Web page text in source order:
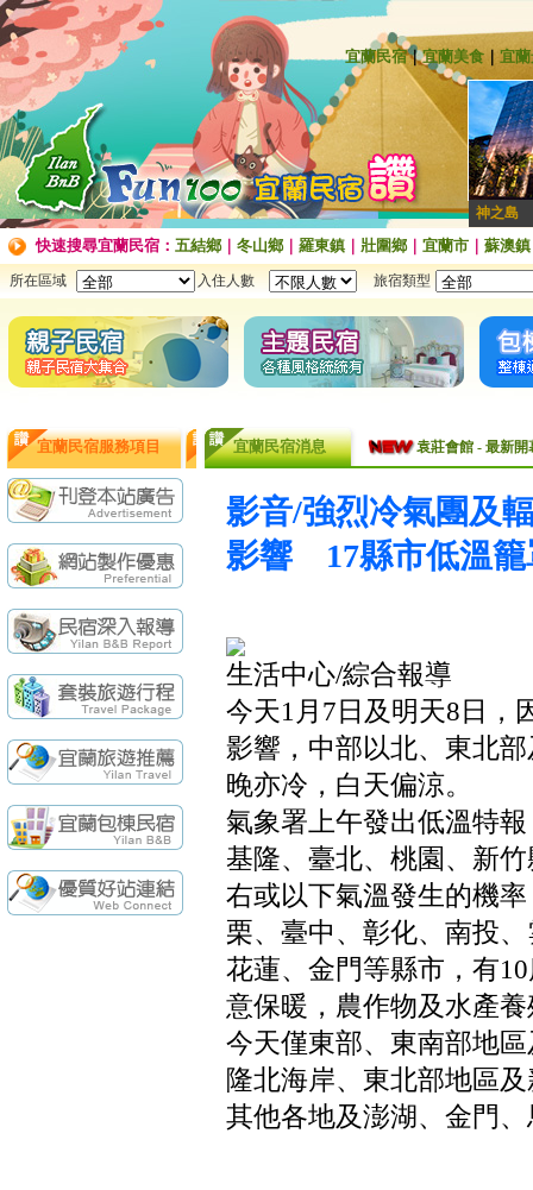
宜蘭民宿｜宜蘭美食 ｜ 宜
神之島
快速搜尋宜蘭民宿： 五結鄉｜ 冬山鄉｜ 羅東鎮 壯圍鄉｜ 宜蘭市 蘇澳鎮
所在區域 入住人數 旅宿類型
宜蘭民宿服務項目 宜蘭民宿消息
袁莊會館 - 最新開
【民宿快訊】
續住再享85折，
【民宿快訊】羅
袁莊會館 - 最
續住再享85折，
【民宿快訊】羅
影音/強烈冷氣團及
影響 17縣市低溫籠
生活中心/綜合報導
今天1月7日及明天8日，
影響，中部以北、東北
晚亦冷，白天偏涼。
氣象署上午發出低溫特
基隆、臺北、桃園、新
右或以下氣溫發生的機
栗、臺中、彰化、南投
花蓮、金門等縣市，有
意保暖，農作物及水產
今天僅東部、東南部地
隆北海岸、東北部地區
其他各地及澎湖、金門